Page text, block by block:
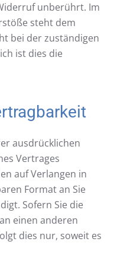
unberührt. Im
steht dem
bei der zuständigen
ist dies die
ausdrücklichen
Vertrages
auf Verlangen in
Format an Sie
Sofern Sie die
einen anderen
dies nur, soweit es